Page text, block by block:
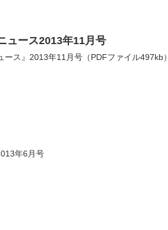
ュース2013年11月号
ース』2013年11月号（PDFファイル497kb）
年6月号